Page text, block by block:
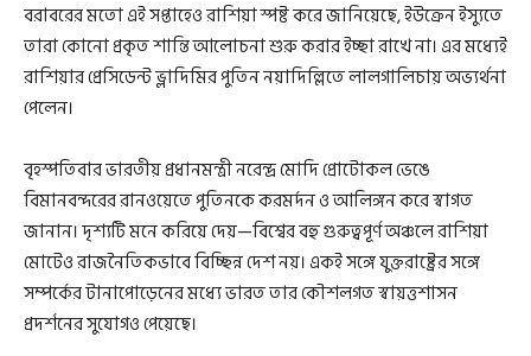
বরাবরের মতো এই সপ্তাহেও রাশিয়া স্পষ্ট করে জানিয়েছে, ইউক্রেন ইস্যুতে
তারা কোনো প্রকৃত শান্তি আলোচনা শুরু করার ইচ্ছা রাখে না। এর মধ্যেই
রাশিয়ার প্রেসিডেন্ট ভ্লাদিমির পুতিন নয়াদিল্লিতে লালগালিচায় অভ্যর্থনা
পেলেন।
বৃহস্পতিবার ভারতীয় প্রধানমন্ত্রী নরেন্দ্র মোদি প্রোটোকল ভেঙে
বিমানবন্দরের রানওয়েতে পুতিনকে করমর্দন ও আলিঙ্গন করে স্বাগত
জানান। দৃশ্যটি মনে করিয়ে দেয়—বিশ্বের বহু গুরুত্বপূর্ণ অঞ্চলে রাশিয়া
মোটেও রাজনৈতিকভাবে বিচ্ছিন্ন দেশ নয়। একই সঙ্গে যুক্তরাষ্ট্রের সঙ্গে
সম্পর্কের টানাপোড়েনের মধ্যে ভারত তার কৌশলগত স্বায়ত্তশাসন
প্রদর্শনের সুযোগও পেয়েছে।